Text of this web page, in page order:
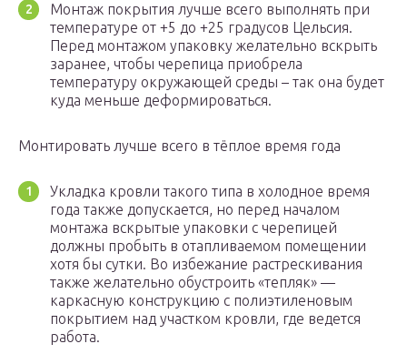
Монтаж покрытия лучше всего выполнять при
температуре от +5 до +25 градусов Цельсия.
Перед монтажом упаковку желательно вскрыть
заранее, чтобы черепица приобрела
температуру окружающей среды – так она будет
куда меньше деформироваться.
Монтировать лучше всего в тёплое время года
Укладка кровли такого типа в холодное время
года также допускается, но перед началом
монтажа вскрытые упаковки с черепицей
должны пробыть в отапливаемом помещении
хотя бы сутки. Во избежание растрескивания
также желательно обустроить «тепляк» —
каркасную конструкцию с полиэтиленовым
покрытием над участком кровли, где ведется
работа.